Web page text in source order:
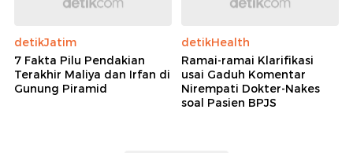
detikJatim
7 Fakta Pilu Pendakian
Terakhir Maliya dan Irfan di
Gunung Piramid
detikHealth
Ramai-ramai Klarifikasi
usai Gaduh Komentar
Nirempati Dokter-Nakes
soal Pasien BPJS